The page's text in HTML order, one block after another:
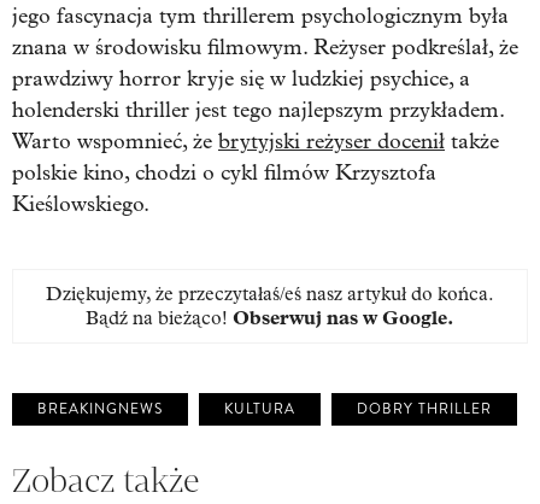
jego fascynacja tym thrillerem psychologicznym była
znana w środowisku filmowym. Reżyser podkreślał, że
prawdziwy horror kryje się w ludzkiej psychice, a
holenderski thriller jest tego najlepszym przykładem.
Warto wspomnieć, że brytyjski reżyser docenił także
polskie kino, chodzi o cykl filmów Krzysztofa
Kieślowskiego.
Dziękujemy, że przeczytałaś/eś nasz artykuł do końca.
Bądź na bieżąco! Obserwuj nas w Google.
BREAKINGNEWS KULTURA DOBRY THRILLER
Zobacz także